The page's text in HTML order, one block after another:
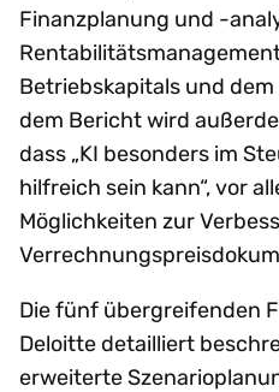
Finanzplanung und -
Betriebskapitals und
dem Bericht wird
dass „KI besonders im
hilfreich sein kann“, vor
Möglichkeiten zur
Die fünf übergreifenden
Deloitte detailliert
erweiterte